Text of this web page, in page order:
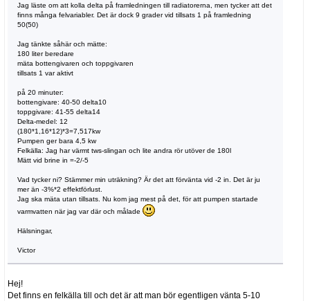
Jag läste om att kolla delta på framledningen till radiatorerna, men tycker att det
finns många felvariabler. Det är dock 9 grader vid tillsats 1 på framledning
50(50)
Jag tänkte såhär och mätte:
180 liter beredare
mäta bottengivaren och toppgivaren
tillsats 1 var aktivt
på 20 minuter:
bottengivare: 40-50 delta10
toppgivare: 41-55 delta14
Delta-medel: 12
(180*1,16*12)*3=7,517kw
Pumpen ger bara 4,5 kw
Felkälla: Jag har värmt tws-slingan och lite andra rör utöver de 180l
Mätt vid brine in =-2/-5
Vad tycker ni? Stämmer min uträkning? Är det att förvänta vid -2 in. Det är ju
mer än -3%*2 effektförlust.
Jag ska mäta utan tillsats. Nu kom jag mest på det, för att pumpen startade
varmvatten när jag var där och målade
Hälsningar,
Victor
Hej!
Det finns en felkälla till och det är att man bör egentligen vänta 5-10